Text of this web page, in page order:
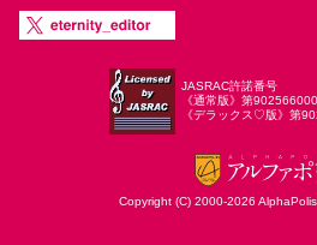
JASRAC許諾番号
《通常版》第
《デラックス♡版》第
Copyright (C) 2000-2026